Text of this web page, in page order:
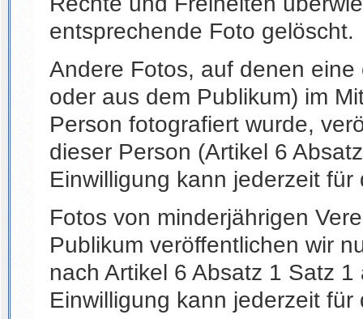
entsprechende Foto gelöscht.
Andere Fotos, auf denen
oder aus dem Publikum) im
Person fotografiert wurde,
dieser Person (Artikel 6
Einwilligung kann jederzeit
Fotos von minderjährigen
Publikum veröffentlichen wir
nach Artikel 6 Absatz 1 Satz
Einwilligung kann jederzeit